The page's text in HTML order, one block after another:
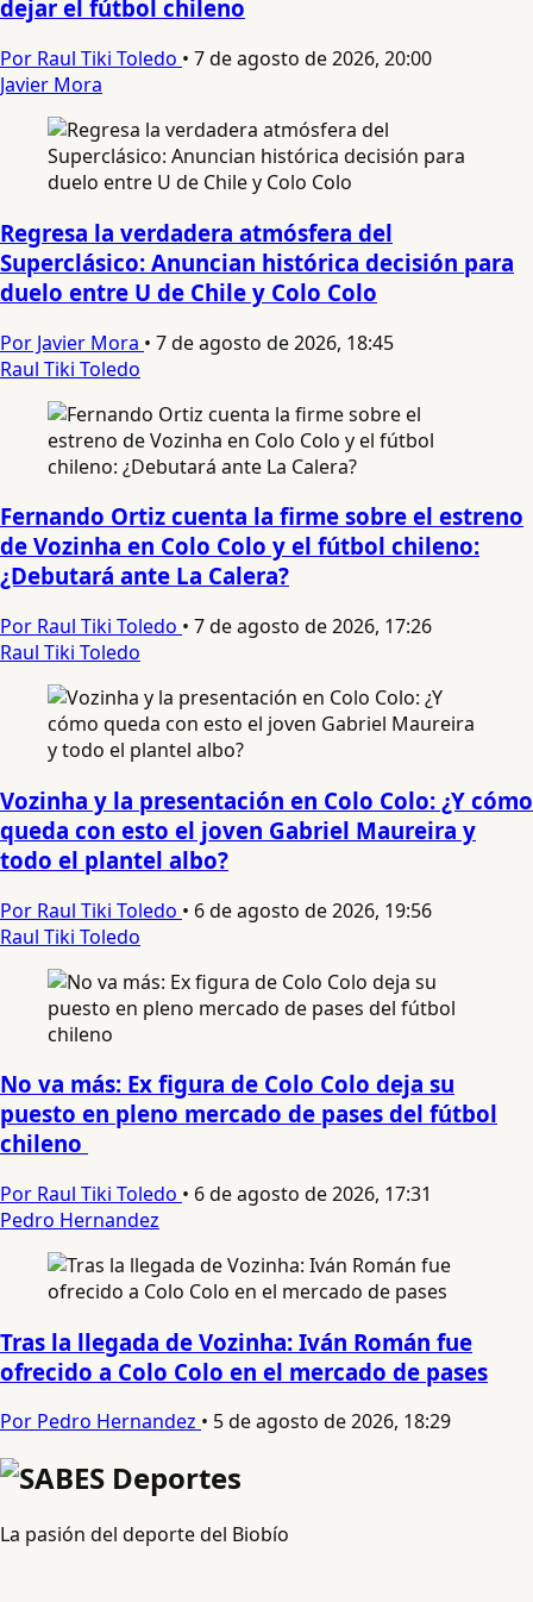
dejar el fútbol chileno
Por Raul Tiki Toledo • 7 de agosto de 2026, 20:00
Javier Mora
Regresa la verdadera atmósfera del
Superclásico: Anuncian histórica decisión para
duelo entre U de Chile y Colo Colo
Por Javier Mora • 7 de agosto de 2026, 18:45
Raul Tiki Toledo
Fernando Ortiz cuenta la firme sobre el estreno
de Vozinha en Colo Colo y el fútbol chileno:
¿Debutará ante La Calera?
Por Raul Tiki Toledo • 7 de agosto de 2026, 17:26
Raul Tiki Toledo
Vozinha y la presentación en Colo Colo: ¿Y cómo
queda con esto el joven Gabriel Maureira y
todo el plantel albo?
Por Raul Tiki Toledo • 6 de agosto de 2026, 19:56
Raul Tiki Toledo
No va más: Ex figura de Colo Colo deja su
puesto en pleno mercado de pases del fútbol
chileno
Por Raul Tiki Toledo • 6 de agosto de 2026, 17:31
Pedro Hernandez
Tras la llegada de Vozinha: Iván Román fue
ofrecido a Colo Colo en el mercado de pases
Por Pedro Hernandez • 5 de agosto de 2026, 18:29
La pasión del deporte del Biobío